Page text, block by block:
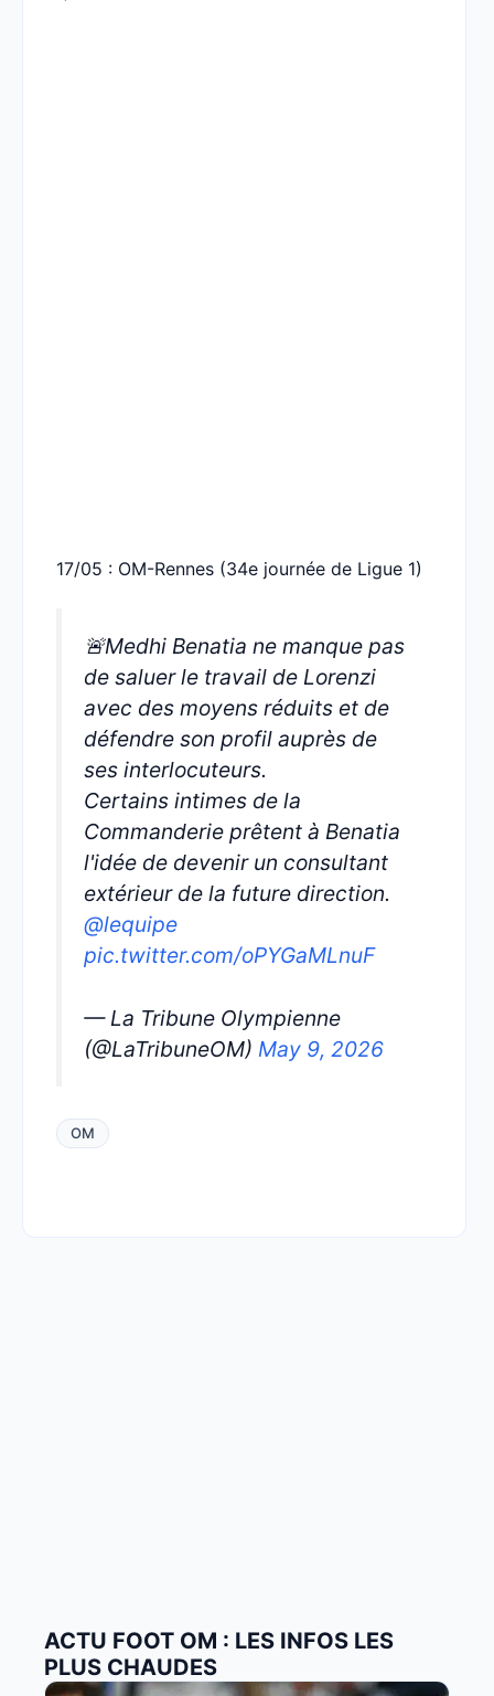
17/05 : OM-Rennes (34e journée de Ligue 1)
🚨Medhi Benatia ne manque pas
de saluer le travail de Lorenzi
avec des moyens réduits et de
défendre son profil auprès de
ses interlocuteurs.
Certains intimes de la
Commanderie prêtent à Benatia
l'idée de devenir un consultant
extérieur de la future direction.
@lequipe
pic.twitter.com/oPYGaMLnuF
— La Tribune Olympienne
(@LaTribuneOM) May 9, 2026
OM
ACTU FOOT OM : LES INFOS LES
PLUS CHAUDES